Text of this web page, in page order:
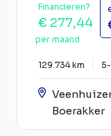
Financieren?
€ 277,44
per maand
129.734 km
Boerakker